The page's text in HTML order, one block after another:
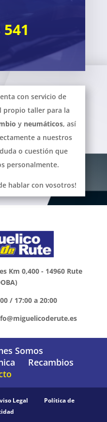
con servicio de
propio taller para la
y neumáticos, así
a nuestros
o cuestión que
personalmente.
hablar con vosotros!
Km 0,400 - 14960 Rute
/ 17:00 a 20:00
Somos
Recambios
Legal
Política de